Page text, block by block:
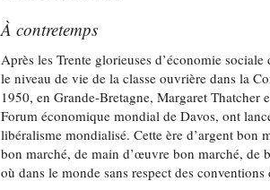
À contretemps
Après les Trente glorieuses d’économie
le niveau de vie de la classe ouvrière dans la
1950, en Grande-Bretagne, Margaret Thatcher
Forum économique mondial de Davos, ont
libéralisme mondialisé. Cette ère d’argent bon
bon marché, de main d’œuvre bon marché, de
où dans le monde sans respect des